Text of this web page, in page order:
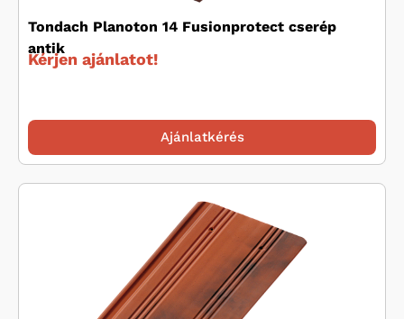
Tondach Planoton 14 Fusionprotect cserép
antik
Kérjen ajánlatot!
Ajánlatkérés